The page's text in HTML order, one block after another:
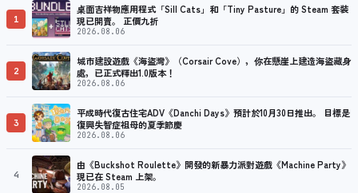
1
桌面吉祥物應用程式「Sill Cats」和「Tiny Pasture」的 Steam 套裝
現已開賣。 正價九折
2026.08.06
2
城市建設遊戲《海盜灣》（Corsair Cove），你在懸崖上建造海盜藏身
處，已正式釋出1.0版本！
2026.08.06
3
平成時代復古住宅ADV《Danchi Days》預計於10月30日推出。 目標是
復興失智症祖母的夏季節慶
2026.08.06
4
由《Buckshot Roulette》開發的新暴力派對遊戲《Machine Party》
現已在 Steam 上架。
2026.08.05